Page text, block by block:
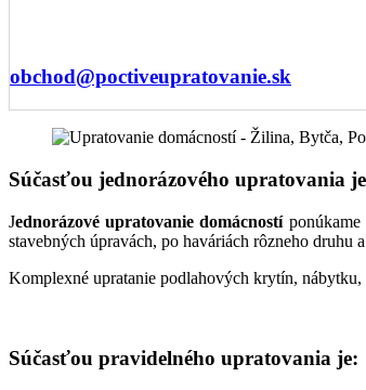
obchod@poctiveupratovanie.sk
Súčasťou jednorázového upratovania
Jednorázové upratovanie domácnostíponúkame
stavebných úpravách, po haváriách rôzneho druhu
Komplexné upratanie podlahových krytín,
Súčasťou pravidelného upratovania je: